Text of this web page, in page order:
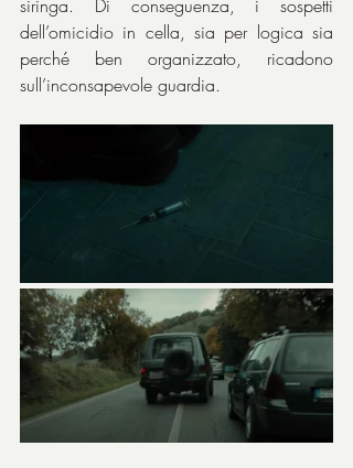
siringa. Di conseguenza, i sospetti
dell’omicidio in cella, sia per logica sia
perché ben organizzato, ricadono
sull’inconsapevole guardia.